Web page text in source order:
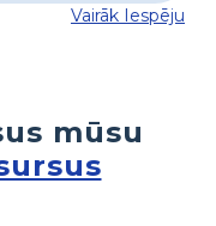
Vairāk Iespēju
mūsu